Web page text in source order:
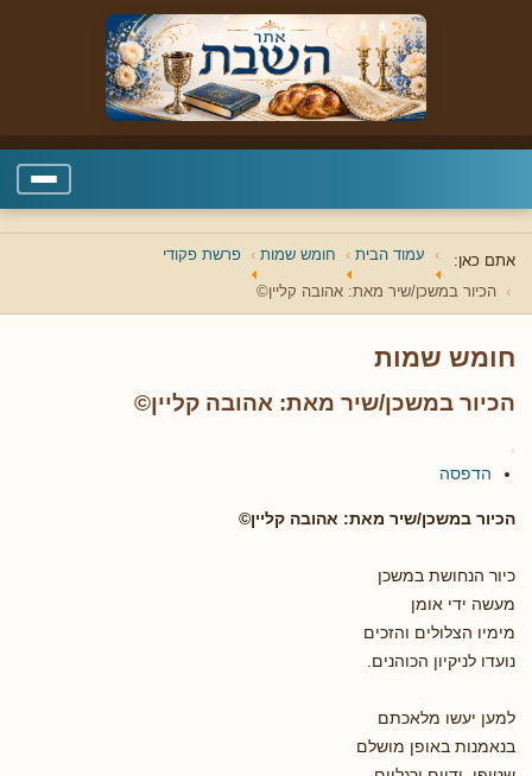
אתם כאן: עמוד הבית חומש שמות פרשת פקודי
הכיור במשכן/שיר מאת: אהובה קליין©
חומש שמות
הכיור במשכן/שיר מאת: אהובה קליין©
הדפסה
הכיור במשכן/שיר מאת: אהובה קליין©
כיור הנחושת במשכן
מעשה ידי אומן
מימיו הצלולים והזכים
נועדו לניקיון הכוהנים.
למען יעשו מלאכתם
בנאמנות באופן מושלם